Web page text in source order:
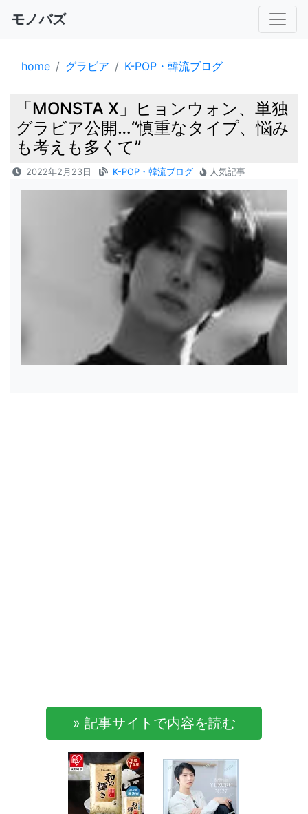
モノバズ
home グラビア K-POP・韓流ブログ
「MONSTA X」ヒョンウォン、単独
グラビア公開…“慎重なタイプ、悩み
も考えも多くて”
2022年2月23日 K-POP・韓流ブログ 人気記事
» 記事サイトで内容を読む